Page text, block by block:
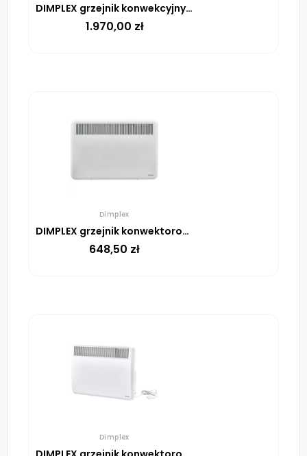
DIMPLEX grzejnik konwekcyjny/promiennikowy RCE 100 1000W
1.970,00 zł
Dimplex
DIMPLEX grzejnik konwektorowy PLX200E 2000W
648,50 zł
Dimplex